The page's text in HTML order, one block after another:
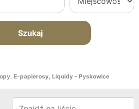
Szukaj
E-papierosy, Liquidy - Pyskowice